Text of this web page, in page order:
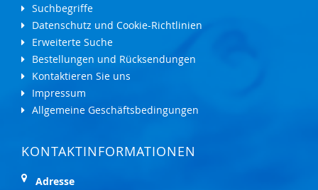
Suchbegriffe
Datenschutz und Cookie-Richtlinien
Erweiterte Suche
Bestellungen und Rücksendungen
Kontaktieren Sie uns
Impressum
Allgemeine Geschäftsbedingungen
KONTAKTINFORMATIONEN
Adresse